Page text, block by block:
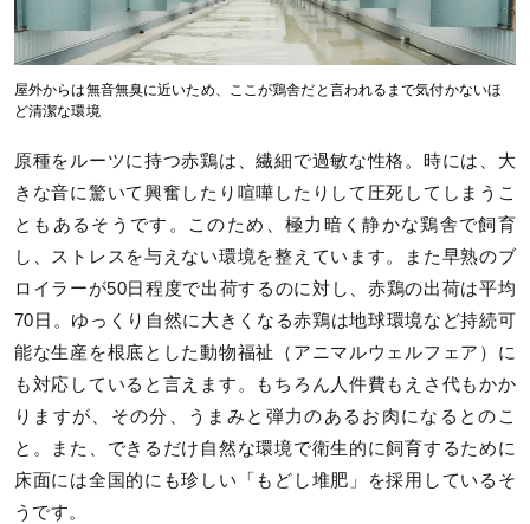
屋外からは無音無臭に近いため、ここが鶏舎だと言われるまで気付かないほ
ど清潔な環境
原種をルーツに持つ赤鶏は、繊細で過敏な性格。時には、大
きな音に驚いて興奮したり喧嘩したりして圧死してしまうこ
ともあるそうです。このため、極力暗く静かな鶏舎で飼育
し、ストレスを与えない環境を整えています。また早熟のブ
ロイラーが50日程度で出荷するのに対し、赤鶏の出荷は平均
70日。ゆっくり自然に大きくなる赤鶏は地球環境など持続可
能な生産を根底とした動物福祉（アニマルウェルフェア）に
も対応していると言えます。もちろん人件費もえさ代もかか
りますが、その分、うまみと弾力のあるお肉になるとのこ
と。また、できるだけ自然な環境で衛生的に飼育するために
床面には全国的にも珍しい「もどし堆肥」を採用しているそ
うです。